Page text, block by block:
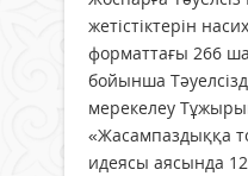
жетістіктерін
форматтағы 266
бойынша
мерекелеу
«Жасампаздыққа
идеясы аясында